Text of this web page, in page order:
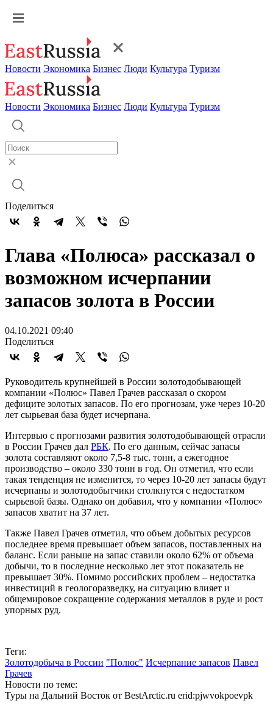
Новости Экономика Бизнес Люди Культура Туризм
Новости Экономика Бизнес Люди Культура Туризм
Поделиться
Глава «Полюса» рассказал о
возможном исчерпании
запасов золота в России
04.10.2021 09:40
Поделиться
Руководитель крупнейшей в России золотодобывающей
компании «Полюс» Павел Грачев рассказал о скором
дефиците золотых запасов. По его прогнозам, уже через 10-20
лет сырьевая база будет исчерпана.
Интервью с прогнозами развития золотодобывающей отрасли
в России Грачев дал РБК. По его данным, сейчас запасы
золота составляют около 7,5-8 тыс. тонн, а ежегодное
производство – около 330 тонн в год. Он отметил, что если
такая тенденция не изменится, то через 10-20 лет запасы будут
исчерпаны и золотодобытчики столкнутся с недостатком
сырьевой базы. Однако он добавил, что у компании «Полюс»
запасов хватит на 37 лет.
Также Павел Грачев отметил, что объем добытых ресурсов
последнее время превышает объем запасов, поставленных на
баланс. Если раньше на запас ставили около 62% от объема
добычи, то в последние несколько лет этот показатель не
превышает 30%. Помимо российских проблем – недостатка
инвестиций в геологоразведку, на ситуацию влияет и
общемировое сокращение содержания металлов в руде и рост
упорных руд.
Теги:
Золотодобыча в России "Полюс" Исчерпание запасов Павел
Грачев
Новости по теме:
Туры на Дальний Восток от BestArctic.ru erid:pjwvokpoevpk